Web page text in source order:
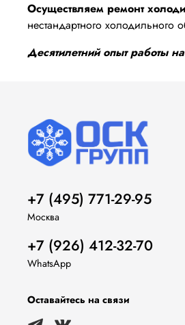
Осуществляем ремонт
нестандартного
Десятилетний опыт работы
+7 (495) 771-29-95
Москва
+7 (926) 412-32-70
WhatsApp
Оставайтесь на связи